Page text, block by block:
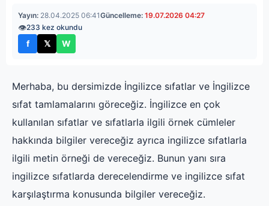
Yayın: 28.04.2025 06:41Güncelleme: 19.07.2026 04:27
👁233 kez okundu
Facebook'ta paylaş
f
X'te paylaş
𝕏
WhatsApp'ta paylaş
W
Merhaba, bu dersimizde İngilizce sıfatlar ve İngilizce
sıfat tamlamalarını göreceğiz. İngilizce en çok
kullanılan sıfatlar ve sıfatlarla ilgili örnek cümleler
hakkında bilgiler vereceğiz ayrıca ingilizce sıfatlarla
ilgili metin örneği de vereceğiz. Bunun yanı sıra
ingilizce sıfatlarda derecelendirme ve ingilizce sıfat
karşılaştırma konusunda bilgiler vereceğiz.